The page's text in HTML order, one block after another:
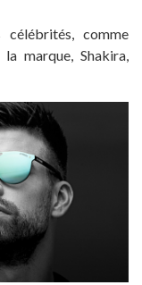
célébrités, comme
marque, Shakira,